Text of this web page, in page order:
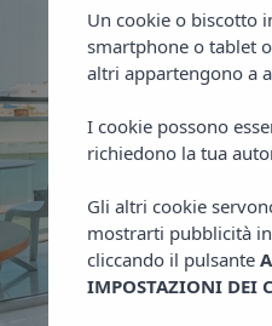
Un cookie o biscotto
smartphone o tablet
altri appartengono a
I cookie possono
richiedono la tua
Gli altri cookie
mostrarti pubblicità
cliccando il pulsante
IMPOSTAZIONI DEI